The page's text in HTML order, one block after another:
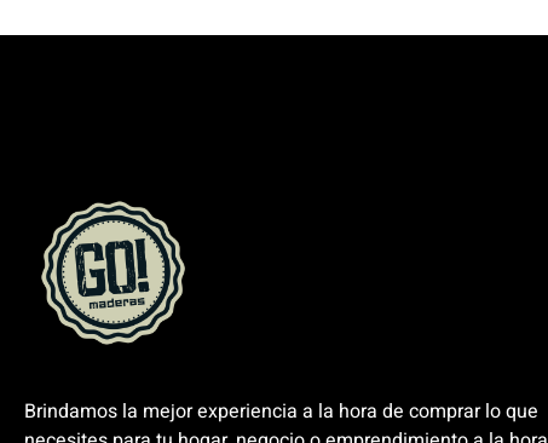
Brindamos la mejor experiencia a la hora de comprar lo que